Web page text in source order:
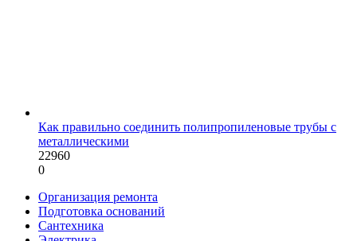
Как правильно соединить полипропиленовые трубы с
металлическими
22960
0
Организация ремонта
Подготовка оснований
Сантехника